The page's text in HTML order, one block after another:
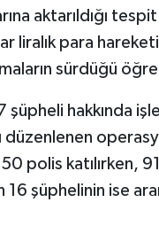
aktarıldığı
liralık para hareketi
sürdüğü
hakkında
düzenlenen
polis katılırken,
16 şüphelinin ise